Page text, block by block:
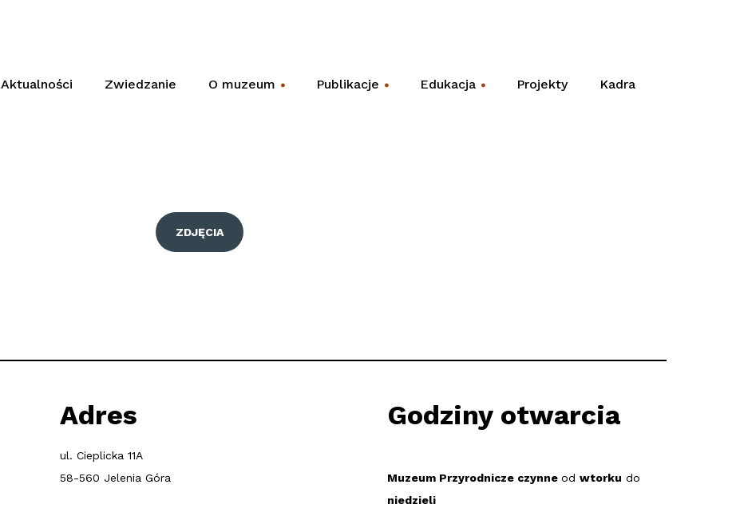
Aktualności
Zwiedzanie
O muzeum
Publikacje
Edukacja Projekty Kadra
ZDJĘCIA
Adres
ul. Cieplicka 11A
58-560 Jelenia Góra
Godziny otwarcia
Muzeum Przyrodnicze czynne od wtorku do
niedzieli